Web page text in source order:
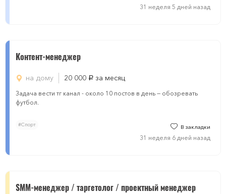
31 неделя 5 дней назад
Контент-менеджер
на дому 20 000 руб. за месяц
Задача вести тг канал - около 10 постов в день — обозревать
футбол.
#Спорт В закладки
31 неделя 6 дней назад
SMM-менеджер / таргетолог / проектный менеджер